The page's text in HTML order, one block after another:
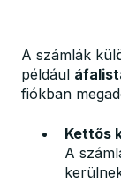
A számlák
például
fiókban
Kettős
A